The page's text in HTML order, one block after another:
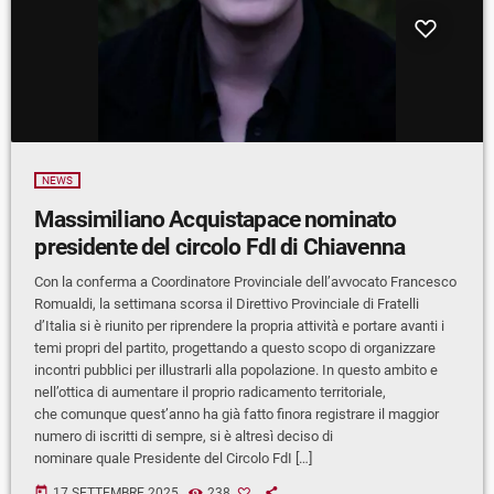
NEWS
Massimiliano Acquistapace nominato
presidente del circolo FdI di Chiavenna
Con la conferma a Coordinatore Provinciale dell’avvocato Francesco
Romualdi, la settimana scorsa il Direttivo Provinciale di Fratelli
d’Italia si è riunito per riprendere la propria attività e portare avanti i
temi propri del partito, progettando a questo scopo di organizzare
incontri pubblici per illustrarli alla popolazione. In questo ambito e
nell’ottica di aumentare il proprio radicamento territoriale,
che comunque quest’anno ha già fatto finora registrare il maggior
numero di iscritti di sempre, si è altresì deciso di
nominare quale Presidente del Circolo FdI […]